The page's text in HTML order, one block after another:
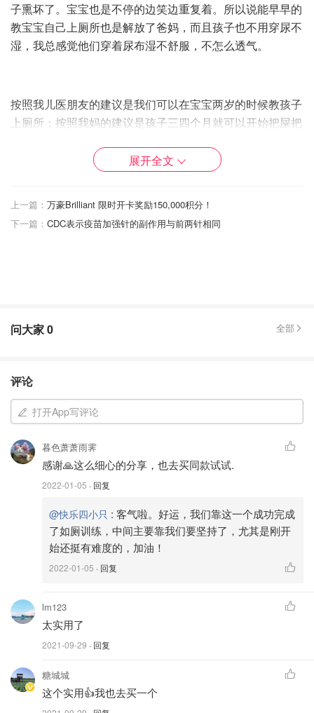
子熏坏了。宝宝也是不停的边笑边重复着。所以说能早早的
教宝宝自己上厕所也是解放了爸妈，而且孩子也不用穿尿不
湿，我总感觉他们穿着尿布湿不舒服，不怎么透气。
按照我儿医朋友的建议是我们可以在宝宝两岁的时候教孩子
上厕所；按照我妈的建议是孩子三四个月就可以开始把屎把
18-24月开始可以开始教他们上厕所。
是我太懒，那么小开始的话还是每次需要自己，还不如尿布
湿来的简单。所以我们是等着觉得宝宝差不多我们也差不多
👇【正文】
容易用。
❤️道具❤️
爱。
我看有的爸妈买其他的，我嫌麻烦，还需要自己倒和洗刷，
家增添太多东西。
Potty Training Seat with Step Stool
Potty Seat with Anti-Slip Pads Ladder (Blue) :
Amazon
优点：
1⃣️孩子上完厕所不需要我们倒或者刷，直接就在我们大人
用的马桶上。
展开全文
上一篇： 万豪Brilliant 限时开卡奖励150,000积分！
下一篇： CDC表示疫苗加强针的副作用与前两针相同
问大家0 全部
评论
打开App写评论
暮色萧萧雨霁
感谢🙏这么细心的分享，也去买同款试试.
2022-01-05 · 回复
@快乐四小只 : 客气啦。好运，我们靠这一个成功完成
了如厕训练，中间主要靠我们要坚持了，尤其是刚开
始还挺有难度的，加油！
2022-01-05 · 回复
lm123
太实用了
2021-09-29 · 回复
糖城城
这个实用👍我也去买一个